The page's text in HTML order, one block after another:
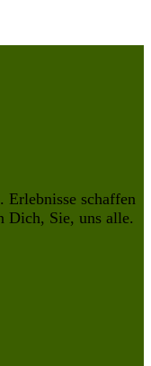
Erlebnisse schaffen
Dich, Sie, uns alle.